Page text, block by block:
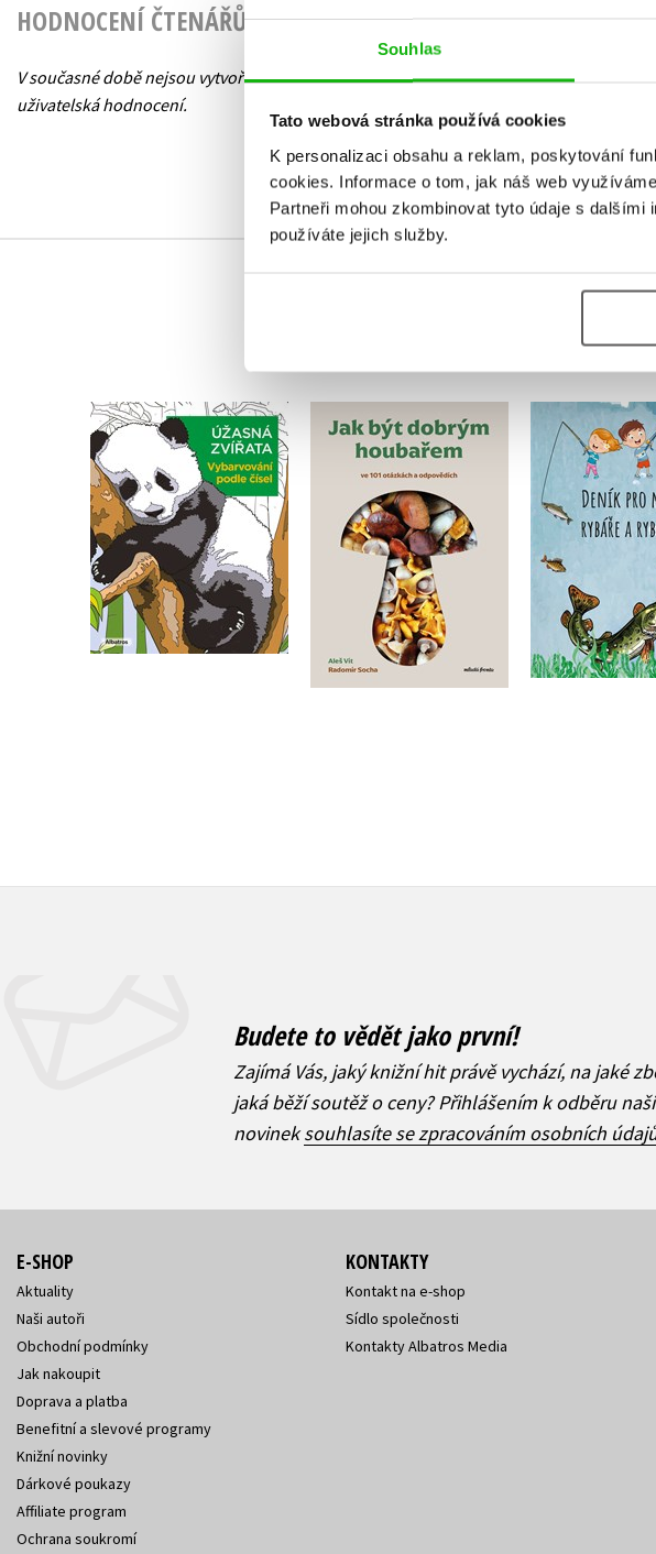
Souhlas
Tato webová stránka používá cookies
K personalizaci obsahu a reklam, poskytování
cookies. Informace o tom, jak náš web
Partneři mohou zkombinovat tyto údaje s
používáte jejich služby.
HODNOCENÍ ČTENÁŘŮ
V současné době nejsou vytvořena žádná
uživatelská hodnocení.
Vaše hodnocení
Uživatelskou
Přihlásit
Vybarvování podle
čísel: Úžasná zvířata
Kolektiv
Do košíku
Jak být dobrým
houbařem
Radomír Socha
,
Aleš Vít
Do košíku
449 Kč
359 Kč
Deník pro
a
Michaela
Do
263 Kč
Budete to vědět jako první!
Zajímá Vás, jaký knižní hit právě vychází, na jaké
jaká běží soutěž o ceny? Přihlášením k odběru
novineksouhlasíte se zpracováním osobních
E-SHOP
Aktuality
Naši autoři
Obchodní podmínky
Jak nakoupit
Doprava a platba
Benefitní a slevové programy
Knižní novinky
Dárkové poukazy
Affiliate program
Ochrana soukromí
KONTAKTY
Kontakt na e-shop
Sídlo společnosti
Kontakty Albatros Media